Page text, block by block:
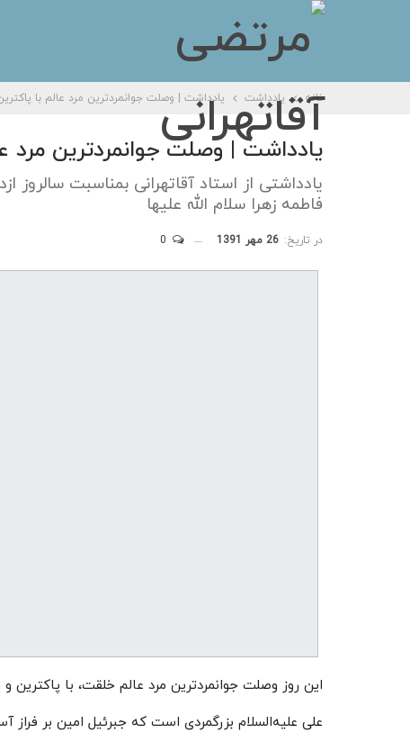
خانه یادداشت یادداشت | وصلت جوانمردترین مرد عالم با
یادداشت | وصلت جوانمردترین مرد
یادداشتی از استاد آقاتهرانی بمناسبت
فاطمه زهرا سلام الله علیها
در تاریخ: 26 مهر 1391
این روز وصلت جوانمردترین مرد عالم خلقت، با
علی علیه‌السلام بزرگمردی است که جبرئیل امین بر فراز